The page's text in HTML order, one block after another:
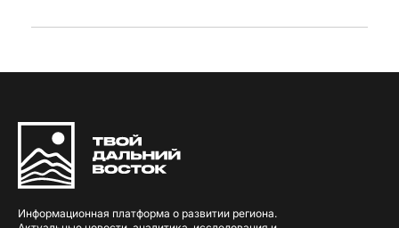
Информационная платформа о развитии региона.